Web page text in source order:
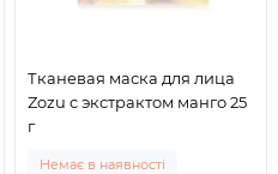
Тканевая маска для лица
Zozu с экстрактом манго 25
г
Немає в наявності